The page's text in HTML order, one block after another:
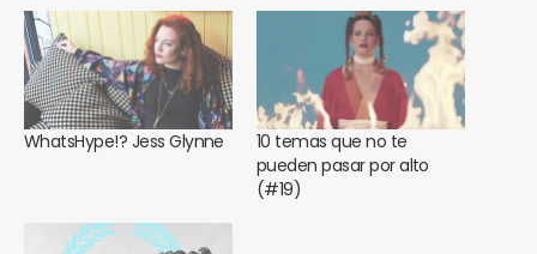
WhatsHype!? Jess Glynne
10 temas que no te
pueden pasar por alto
(#19)